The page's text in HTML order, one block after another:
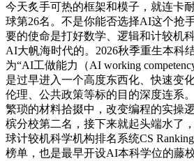
今天炙手可热的框架和模子，就连卡
球第26名。不是你能否选择AI这个抢
要的使命是打好数学、逻辑和计较机
AI大帆海时代的。2026秋季重生本科
为“AI工做能力（AI working
是过早进入一个高度东西化、快速变
伦理、公共政策等标的目的深度连系
繁琐的材料拾掇中，改变编程的实操
槟分校第二名，接下来就起头端水了
球计较机科学机构排名系统CS
榜单，也是最早开设AI本科学位的藤